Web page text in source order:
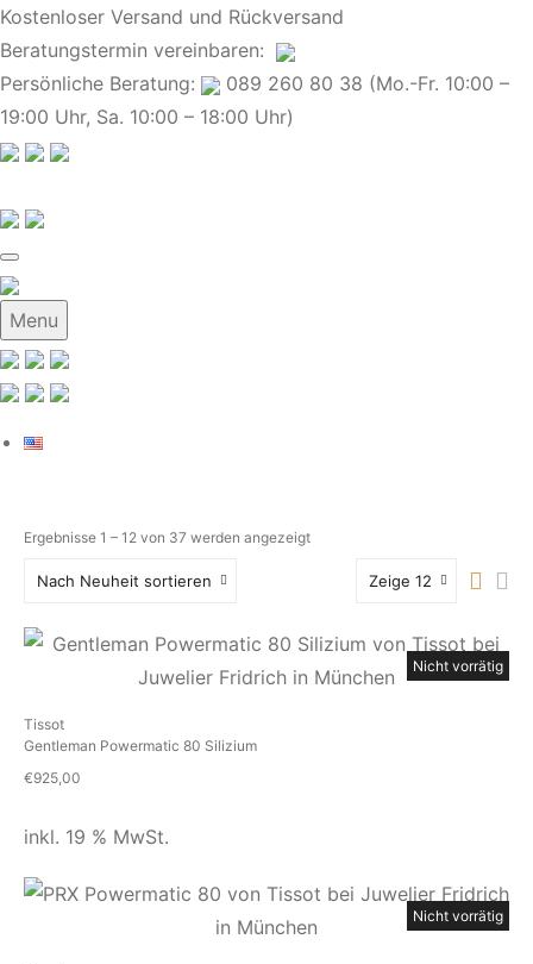
Kostenloser Versand und Rückversand
Beratungstermin vereinbaren:
Persönliche Beratung:
089 260 80 38 (Mo.-Fr. 10:00 –
19:00 Uhr, Sa. 10:00 – 18:00 Uhr)
Menu
Ergebnisse 1 – 12 von 37 werden angezeigtNach
Nach Neuheit sortieren Zeige 12
Nicht vorrätig
Tissot
Gentleman Powermatic 80 Silizium
€925,00
inkl. 19 % MwSt.
Nicht vorrätig